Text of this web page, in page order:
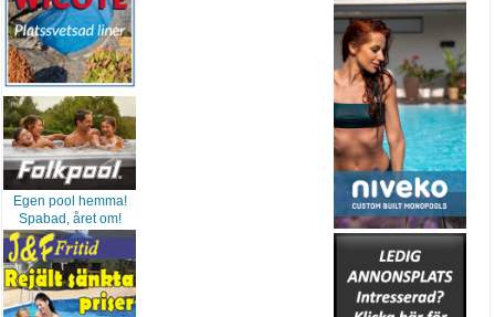
Egen pool hemma!
Spabad, året om!